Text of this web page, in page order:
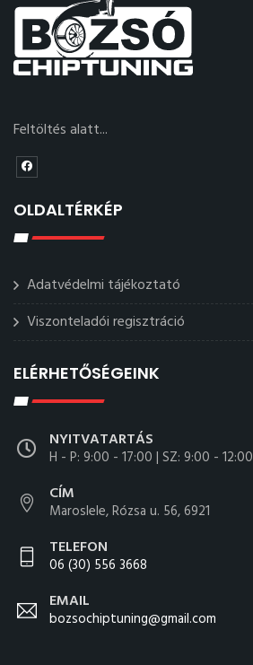
Feltöltés alatt...
OLDALTÉRKÉP
Adatvédelmi tájékoztató
Viszonteladói regisztráció
ELÉRHETŐSÉGEINK
NYITVATARTÁS
H - P: 9:00 - 17:00 | SZ: 9:00 - 12:00
CÍM
Maroslele, Rózsa u. 56, 6921
TELEFON
06 (30) 556 3668
EMAIL
bozsochiptuning@gmail.com